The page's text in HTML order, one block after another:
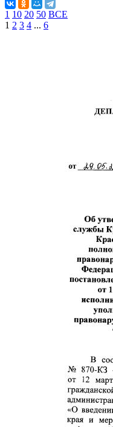
1 10 20 50 ВСЕ
1 2 3 4 ... 6